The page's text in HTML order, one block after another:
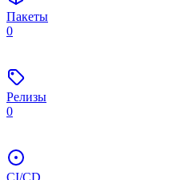
Пакеты
0
Релизы
0
CI/CD